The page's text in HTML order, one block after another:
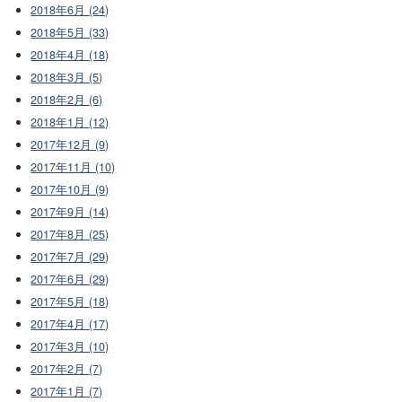
2018年6月 (24)
2018年5月 (33)
2018年4月 (18)
2018年3月 (5)
2018年2月 (6)
2018年1月 (12)
2017年12月 (9)
2017年11月 (10)
2017年10月 (9)
2017年9月 (14)
2017年8月 (25)
2017年7月 (29)
2017年6月 (29)
2017年5月 (18)
2017年4月 (17)
2017年3月 (10)
2017年2月 (7)
2017年1月 (7)